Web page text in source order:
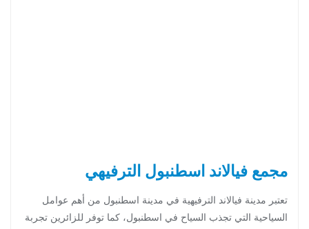
مجمع فيالاند اسطنبول الترفيهي
تعتبر مدينة فيالاند الترفيهية في مدينة اسطنبول من أهم عوامل
السياحية التي تجذب السياح في اسطنبول، كما توفر للزائرين تجربة